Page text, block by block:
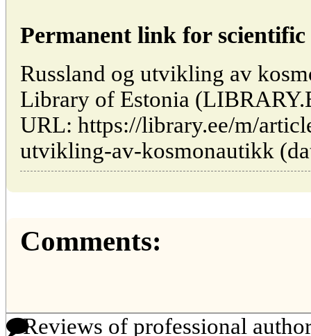
Permanent link for
Russland og utvikling av
Library of Estonia
URL: https://library.ee/m/
utvikling-av-kosmonautikk
Comments:
Reviews of professional